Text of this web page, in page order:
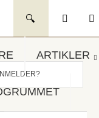
ARTIKLER